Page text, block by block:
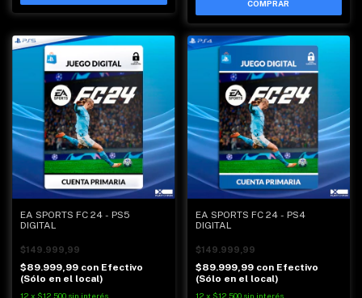
EA SPORTS FC 24 - PS5
DIGITAL
$149.999,99
$89.999,99 con Efectivo
(Sólo en el local)
12 x $12.500 sin interés
EA SPORTS FC 24 - PS4
DIGITAL
$149.999,99
$89.999,99 con Efectivo
(Sólo en el local)
12 x $12.500 sin interés